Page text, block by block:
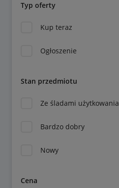
Typ oferty
Kup teraz
Ogłoszenie
Stan przedmiotu
Ze śladami użytkowania
Bardzo dobry
Nowy
Cena